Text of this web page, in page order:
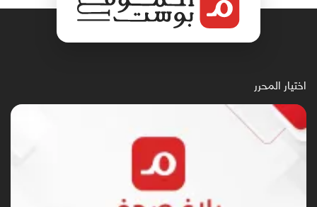
اختيار المحرر